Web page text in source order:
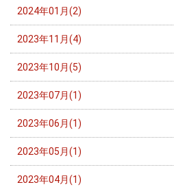
2024年01月(2)
2023年11月(4)
2023年10月(5)
2023年07月(1)
2023年06月(1)
2023年05月(1)
2023年04月(1)